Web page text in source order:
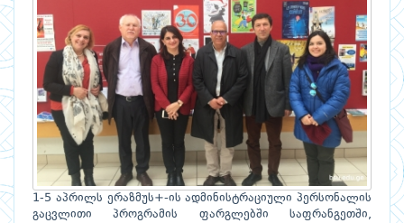
1-5 აპრილს ერაზმუს+-ის ადმინისტრაციული პერსონალის
გაცვლითი პროგრამის ფარგლებში საფრანგეთში,